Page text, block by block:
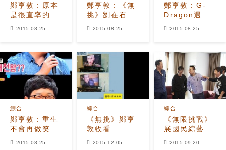
鄭亨敦：原本
是很直率的性
2015-08-25
鄭亨敦：《無
挑》劉在石是
2015-08-25
鄭亨敦：G-
Dragon遇到
2015-08-25
鄭亨敦：重生
不會再做笑
綜合
2015-08-25
《無挑》鄭亨
敦收看
綜合
2015-12-05
《無限挑戰》
展國民綜藝威
綜合
2015-09-20